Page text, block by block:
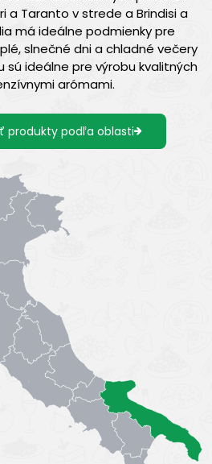
a Taranto v strede a Brindisi a
má ideálne podmienky pre
slnečné dni a chladné večery
sú ideálne pre výrobu kvalitných
arómami.
produkty podľa oblasti